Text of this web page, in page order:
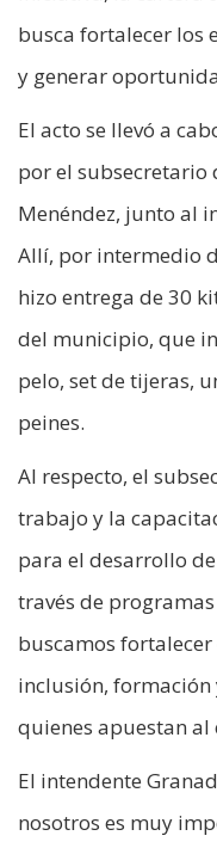
busca fortalecer los
y generar
El acto se llevó a
por el subsecretario
Menéndez, junto al
Allí, por intermedio
hizo entrega de 30
del municipio, que
pelo, set de tijeras,
peines.
Al respecto, el
trabajo y la
para el desarrollo
través de
buscamos
inclusión, formación
quienes apuestan
El intendente
nosotros es muy